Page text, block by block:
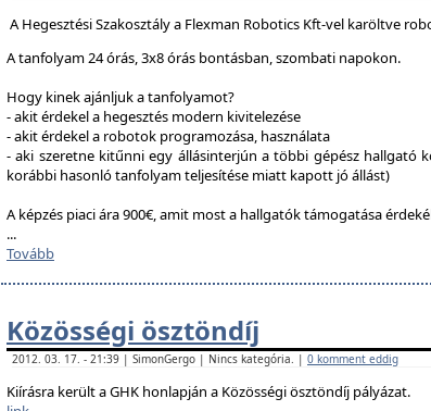
A Hegesztési Szakosztály a Flexman Robotics Kft-vel karöltve
A tanfolyam 24 órás, 3x8 órás bontásban, szombati napokon.
Hogy kinek ajánljuk a tanfolyamot?
- akit érdekel a hegesztés modern kivitelezése
- akit érdekel a robotok programozása, használata
- aki szeretne kitűnni egy állásinterjún a többi gépész hallgató
korábbi hasonló tanfolyam teljesítése miatt kapott jó állást)
A képzés piaci ára 900€, amit most a hallgatók támogatása
...
Tovább
Közösségi ösztöndíj
2012. 03. 17. - 21:39 | SimonGergo | Nincs kategória. | 0 komment eddig
Kiírásra került a GHK honlapján a Közösségi ösztöndíj pályázat.